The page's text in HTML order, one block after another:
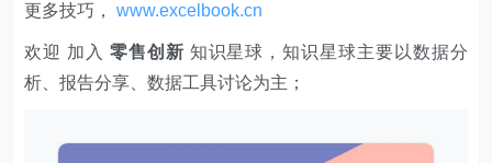
更多技巧，www.excelbook.cn
欢迎 加入 零售创新 知识星球，知识星球主要以数据分
析、报告分享、数据工具讨论为主；